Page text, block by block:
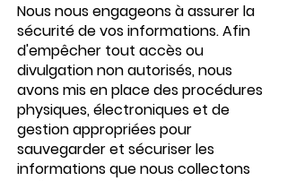
Nous nous engageons à assurer la
sécurité de vos informations. Afin
d'empêcher tout accès ou
divulgation non autorisés, nous
avons mis en place des procédures
physiques, électroniques et de
gestion appropriées pour
sauvegarder et sécuriser les
informations que nous collectons